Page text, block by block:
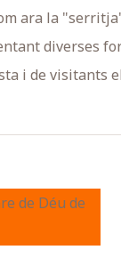
ara la
diverses
i de visitants